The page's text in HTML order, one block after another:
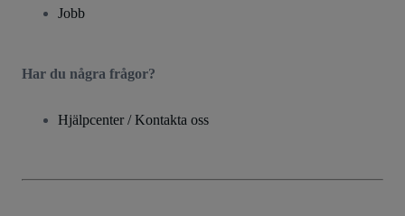
Jobb
Har du några frågor?
Hjälpcenter / Kontakta oss